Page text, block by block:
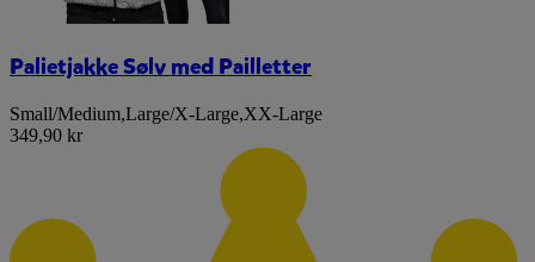
Palietjakke Sølv med Pailletter
Small/Medium,Large/X-Large,XX-Large
349,90 kr